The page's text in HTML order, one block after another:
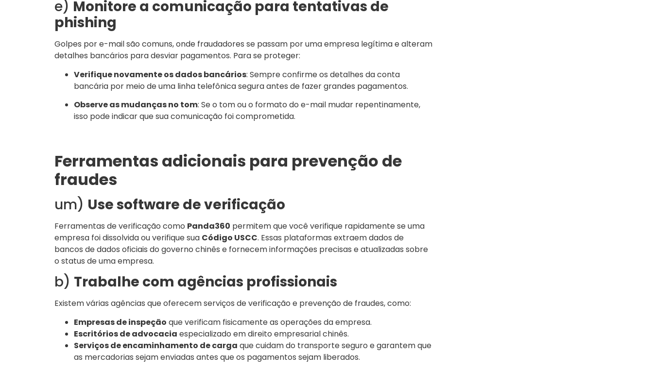
e) Monitore a comunicação para tentativas de
phishing
Golpes por e-mail são comuns, onde fraudadores se passam por uma empresa legítima e alteram
detalhes bancários para desviar pagamentos. Para se proteger:
Verifique novamente os dados bancários: Sempre confirme os detalhes da conta
bancária por meio de uma linha telefônica segura antes de fazer grandes pagamentos.
Observe as mudanças no tom: Se o tom ou o formato do e-mail mudar repentinamente,
isso pode indicar que sua comunicação foi comprometida.
Ferramentas adicionais para prevenção de
fraudes
um) Use software de verificação
Ferramentas de verificação como Panda360 permitem que você verifique rapidamente se uma
empresa foi dissolvida ou verifique sua Código USCC. Essas plataformas extraem dados de
bancos de dados oficiais do governo chinês e fornecem informações precisas e atualizadas sobre
o status de uma empresa.
b) Trabalhe com agências profissionais
Existem várias agências que oferecem serviços de verificação e prevenção de fraudes, como:
Empresas de inspeção que verificam fisicamente as operações da empresa.
Escritórios de advocacia especializado em direito empresarial chinês.
Serviços de encaminhamento de carga que cuidam do transporte seguro e garantem que
as mercadorias sejam enviadas antes que os pagamentos sejam liberados.